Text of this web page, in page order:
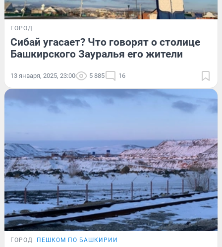
ГОРОД
Сибай угасает? Что говорят о столице
Башкирского Зауралья его жители
13 января, 2025, 23:00 5 885 16
ГОРОД ПЕШКОМ ПО БАШКИРИИ